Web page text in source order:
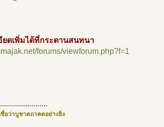
ยดเพิ่มได้ที่กระดานสนทนา
forums/viewforum.php?f=1
อว่าบูชาตถาคตอย่างยิ่ง